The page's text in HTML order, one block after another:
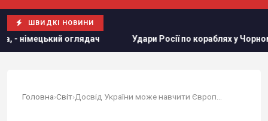
ШВИДКІ НОВИНИ
Росії по кораблях у Чорному морі: у FP розкрили наслідки
Головна›Світ›